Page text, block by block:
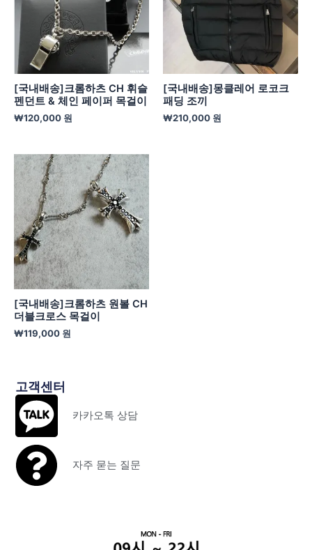
[국내배송]크롬하츠 CH 휘슬
펜던트 & 체인 페이퍼 목걸이
₩120,000 원
[국내배송]몽클레어 로코크
패딩 조끼
₩210,000 원
[국내배송]크롬하츠 원볼 CH
더블크로스 목걸이
₩119,000 원
고객센터
카카오톡 상담
자주 묻는 질문